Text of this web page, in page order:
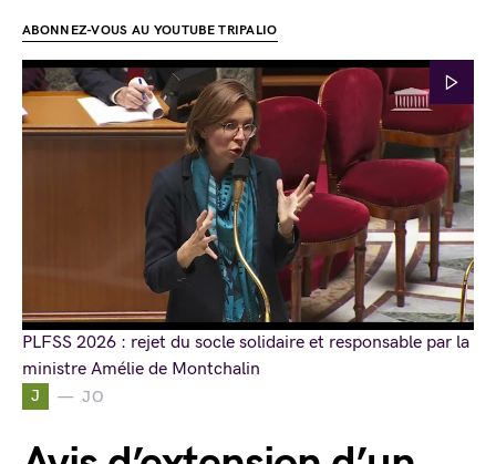
J JO
ABONNEZ-VOUS AU YOUTUBE TRIPALIO
PLFSS 2026 : rejet du socle solidaire et responsable par la
ministre Amélie de Montchalin